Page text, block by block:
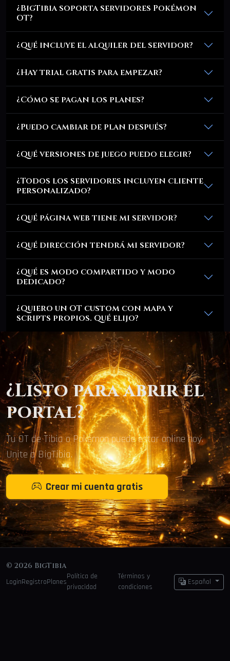
¿BigTibia soporta servidores Pokémon
OT?
¿Qué incluye el alquiler del servidor?
¿Hay trial gratis para empezar?
¿Cómo se pagan los planes?
¿Puedo cambiar de plan después?
¿Qué versiones de juego puedo elegir?
¿Todos los servidores incluyen cliente
personalizado?
¿Qué página web tiene mi servidor?
¿Qué dirección tendrá mi servidor?
¿Qué es modo compartido y modo
dedicado?
¿Quiero un OT custom con mapa y
scripts propios. Qué elijo?
¿Listo para abrir el
portal?
Tu OT de Tibia o Pokémon puede estar online hoy.
Unite a BigTibia.
Crear mi cuenta gratis
© 2026 BigTibia
LoginRegistroPlanes
Política de
privacidad
Términos y
condiciones
Español